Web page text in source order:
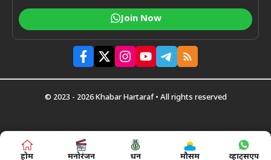
Join Now
© 2023 - 2026 Khabar Hartaraf • All rights reserved
होम मनोरंजन धन मौसम व्हाट्सएप